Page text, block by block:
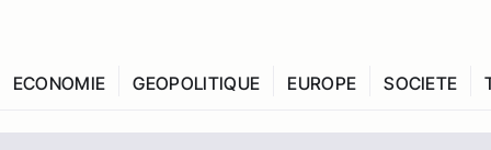
ECONOMIE GEOPOLITIQUE EUROPE SOCIETE